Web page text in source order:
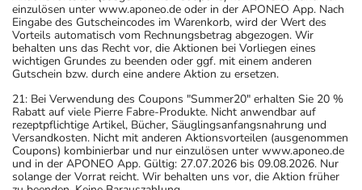
einzulösen unter www.aponeo.de oder in der APONEO App. Nach
Eingabe des Gutscheincodes im Warenkorb, wird der Wert des
Vorteils automatisch vom Rechnungsbetrag abgezogen. Wir
behalten uns das Recht vor, die Aktionen bei Vorliegen eines
wichtigen Grundes zu beenden oder ggf. mit einem anderen
Gutschein bzw. durch eine andere Aktion zu ersetzen.
21: Bei Verwendung des Coupons "Summer20" erhalten Sie 20 %
Rabatt auf viele Pierre Fabre-Produkte. Nicht anwendbar auf
rezeptpflichtige Artikel, Bücher, Säuglingsanfangsnahrung und
Versandkosten. Nicht mit anderen Aktionsvorteilen (ausgenommen
Coupons) kombinierbar und nur einzulösen unter www.aponeo.de
und in der APONEO App. Gültig: 27.07.2026 bis 09.08.2026. Nur
solange der Vorrat reicht. Wir behalten uns vor, die Aktion früher